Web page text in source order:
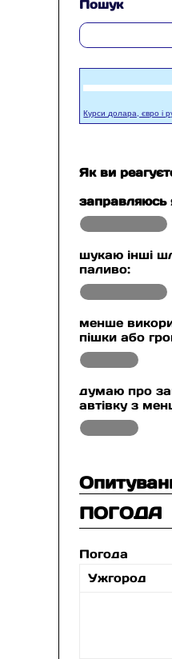
Пошук
Курси долара, євро і
Як ви
заправляюсь
шукаю інші
паливо:
менше
пішки або
думаю про
автівку з
ПОГОДА
Погода
Ужгород